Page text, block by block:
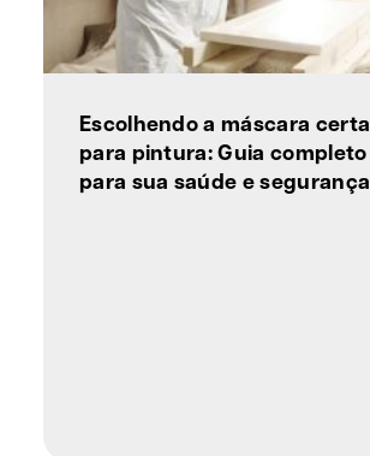
Escolhendo a máscara certa
para pintura: Guia completo
para sua saúde e segurança